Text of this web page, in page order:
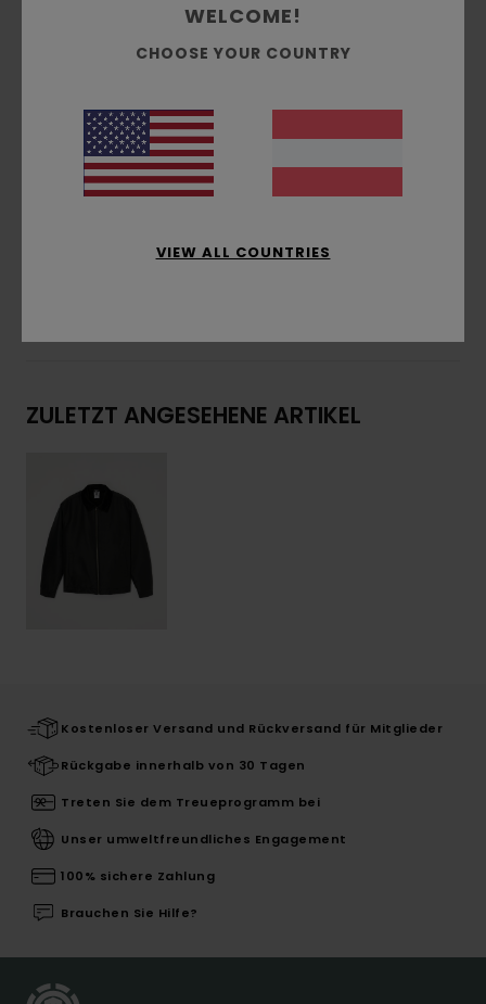
Flachpolsterung
Verschluss:Reißverschluss
Innentasche
Weitere Merkmale:
Kragen Aus Cord,
Applikation Aus Wildlederimitat
ZULETZT ANGESEHENE ARTIKEL
Kostenloser Versand und Rückversand für Mitglieder
Rückgabe innerhalb von 30 Tagen
Treten Sie dem Treueprogramm bei
Unser umweltfreundliches Engagement
100% sichere Zahlung
Brauchen Sie Hilfe?
WELCOME!
CHOOSE YOUR COUNTRY
VIEW ALL COUNTRIES